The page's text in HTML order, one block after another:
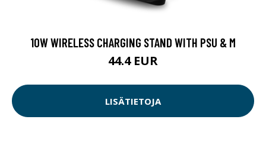
10W WIRELESS CHARGING STAND WITH PSU & M
44.4 EUR
LISÄTIETOJA